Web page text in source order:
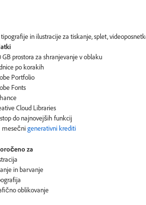
in ilustracije za tiskanje, splet,
GB prostora za shranjevanje v oblaku
po korakih
Portfolio
Fonts
Cloud Libraries
do najnovejših funkcij
generativni krediti
za
in barvanje
oblikovanje